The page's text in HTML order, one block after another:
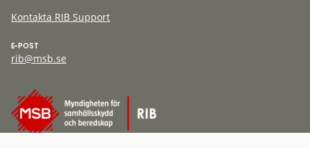
Kontakta RIB Support
E-POST
rib@msb.se